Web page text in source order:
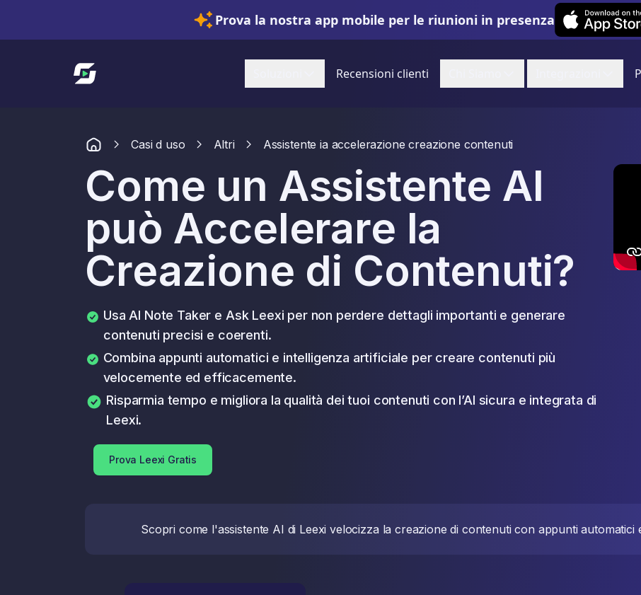
Prova la nostra app mobile per le riunioni in presenza
Leexi on iOS
Link alla homepage
Recensioni clienti
Casi d uso Altri Assistente ia accelerazione creazione contenuti
Come un Assistente AI
può Accelerare la
Creazione di Contenuti?
Usa AI Note Taker e Ask Leexi per non perdere dettagli importanti e generare
contenuti precisi e coerenti.
Combina appunti automatici e intelligenza artificiale per creare contenuti più
velocemente ed efficacemente.
Risparmia tempo e migliora la qualità dei tuoi contenuti con l’AI sicura e integrata di
Leexi.
Prova Leexi Gratis
Scopri come l'assistente AI di Leexi velocizza la creazione di contenuti con appunti automatici